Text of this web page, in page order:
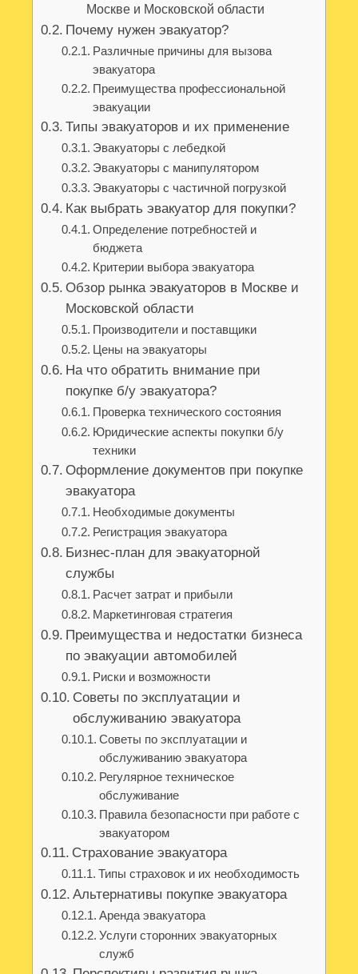
Москве и Московской области
Почему нужен эвакуатор?
Различные причины для вызова
эвакуатора
Преимущества профессиональной
эвакуации
Типы эвакуаторов и их применение
Эвакуаторы с лебедкой
Эвакуаторы с манипулятором
Эвакуаторы с частичной погрузкой
Как выбрать эвакуатор для покупки?
Определение потребностей и
бюджета
Критерии выбора эвакуатора
Обзор рынка эвакуаторов в Москве и
Московской области
Производители и поставщики
Цены на эвакуаторы
На что обратить внимание при
покупке б/у эвакуатора?
Проверка технического состояния
Юридические аспекты покупки б/у
техники
Оформление документов при покупке
эвакуатора
Необходимые документы
Регистрация эвакуатора
Бизнес-план для эвакуаторной
службы
Расчет затрат и прибыли
Маркетинговая стратегия
Преимущества и недостатки бизнеса
по эвакуации автомобилей
Риски и возможности
Советы по эксплуатации и
обслуживанию эвакуатора
Советы по эксплуатации и
обслуживанию эвакуатора
Регулярное техническое
обслуживание
Правила безопасности при работе с
эвакуатором
Страхование эвакуатора
Типы страховок и их необходимость
Альтернативы покупке эвакуатора
Аренда эвакуатора
Услуги сторонних эвакуаторных
служб